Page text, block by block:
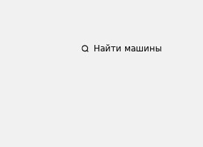
Найти машины